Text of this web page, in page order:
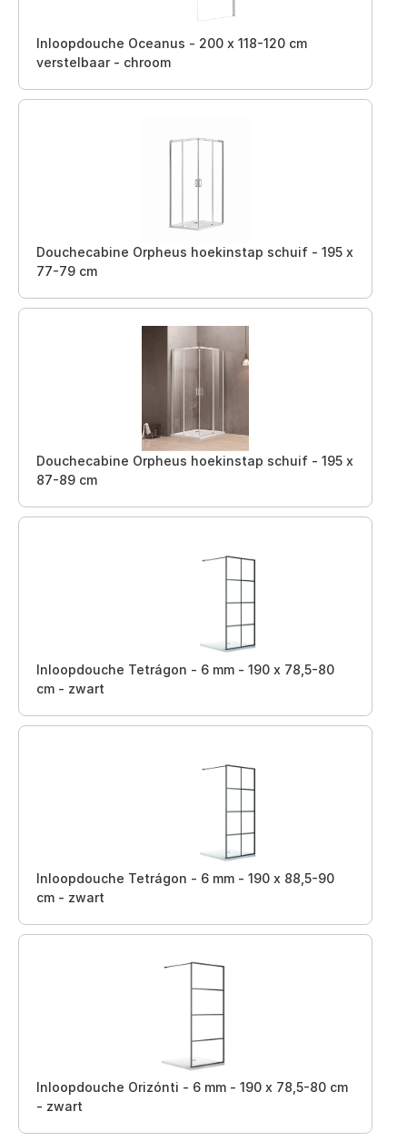
Inloopdouche Oceanus - 200 x 118-120 cm
verstelbaar - chroom
Douchecabine Orpheus hoekinstap schuif - 195 x
77-79 cm
Douchecabine Orpheus hoekinstap schuif - 195 x
87-89 cm
Inloopdouche Tetrágon - 6 mm - 190 x 78,5-80
cm - zwart
Inloopdouche Tetrágon - 6 mm - 190 x 88,5-90
cm - zwart
Inloopdouche Orizónti - 6 mm - 190 x 78,5-80 cm
- zwart